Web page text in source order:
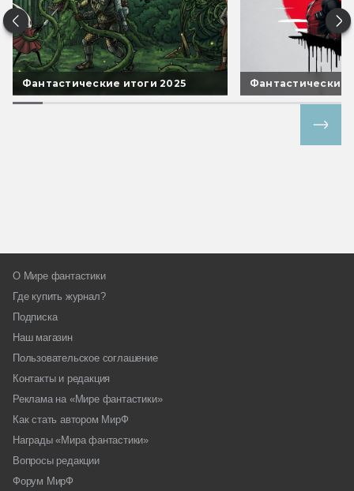
Фантастические итоги 2025 Фантастические
О Мире фантастики
Где купить журнал?
Подписка
Наш магазин
Пользовательское соглашение
Контакты и редакция
Реклама на «Мире фантастики»
Как стать автором МирФ
Награды «Мира фантастики»
Вопросы редакции
Форум МирФ